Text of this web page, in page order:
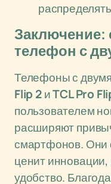
Заключение:
телефон с
Телефоны с
Flip 2иTCL Pro
пользователем
расширяют
смартфонов. Они
ценит
удобство.